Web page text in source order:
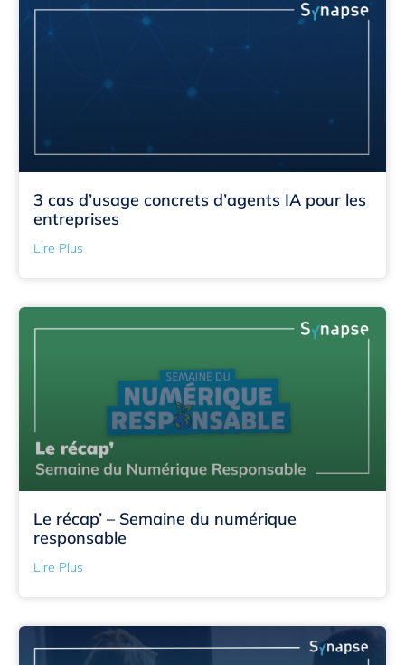
3 cas d’usage concrets d’agents IA pour les
entreprises
Lire Plus
Le récap’ – Semaine du numérique
responsable
Lire Plus